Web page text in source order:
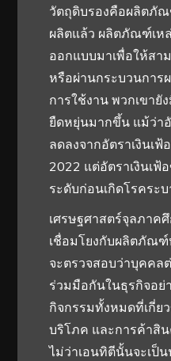
วัตถุดิบรองคือผลิตภั
ผลิตแล้ว ผลิตภัณฑ์เ
ออกแบบมาเพื่อให้สา
หรือผ่านกระบวนการ
การใช้งาน พวกเขา
ยืดหยุ่นมากขึ้น แม้ว่าอั
ลดลงจากอัตราเงินเ
2022 แต่อัตราเงินเฟ้
ระดับก่อนเกิดโรคระ
เศรษฐศาสตร์จุลภาค
เชื่อมโยงกับผลิตภัณฑ์
จะตรวจสอบว่าบุคคล
ร่วมมือกันในธุรกิจอย่
กิจกรรมทั้งหมดที่เกี่ย
บริโภค และการค้าสิ
ไม่ว่าเอนทิตีนั้นจะเป็น